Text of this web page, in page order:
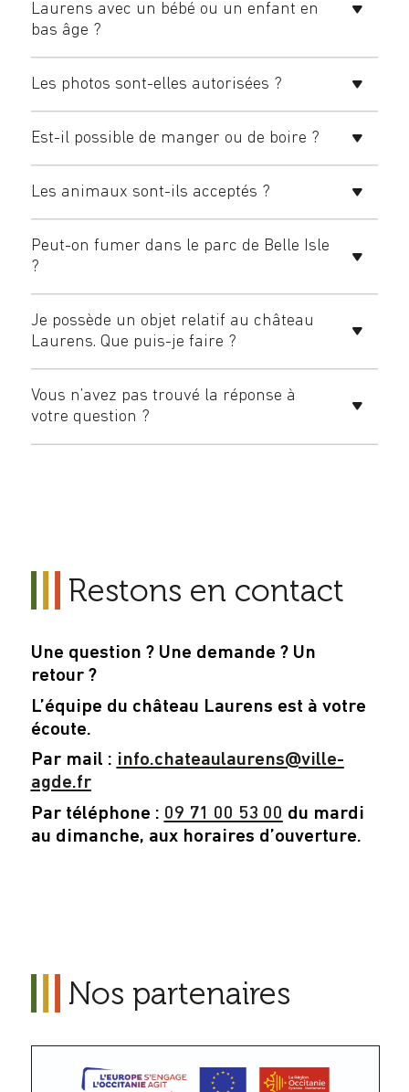
Laurens avec un bébé ou un enfant en
bas âge ?
Les photos sont-elles autorisées ?
Est-il possible de manger ou de boire ?
Les animaux sont-ils acceptés ?
Peut-on fumer dans le parc de Belle Isle
?
Je possède un objet relatif au château
Laurens. Que puis-je faire ?
Vous n’avez pas trouvé la réponse à
votre question ?
Restons en contact
Une question ? Une demande ? Un
retour ?
L’équipe du château Laurens est à votre
écoute.
Par mail : info.chateaulaurens@ville-
agde.fr
Par téléphone : 09 71 00 53 00 du mardi
au dimanche, aux horaires d’ouverture.
Nos partenaires